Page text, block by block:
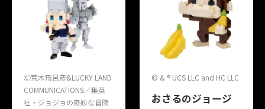
Ⓒ荒木飛呂彦&LUCKY LAND
COMMUNICATIONS／集英
社・ジョジョの奇妙な冒険
© & ® UCS LLC and HC LLC
おさるのジョージ